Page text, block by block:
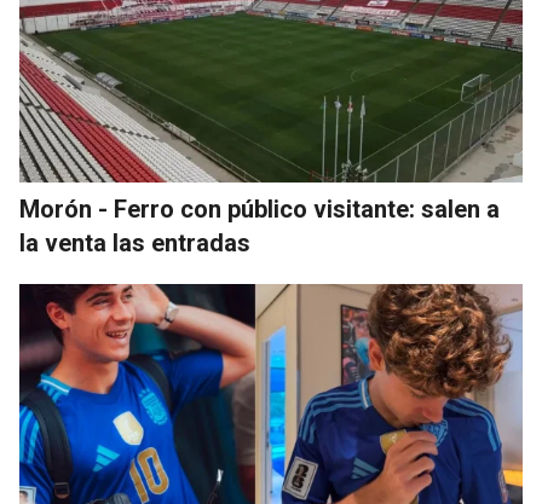
Morón - Ferro con público visitante: salen a
la venta las entradas